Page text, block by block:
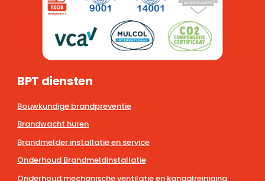
BPT diensten
Bouwkundige brandpreventie
Brandwacht huren
Brandmelder installatie en service
Onderhoud Brandmeldinstallatie
Onderhoud mechanische ventilatie en kanaalreiniging